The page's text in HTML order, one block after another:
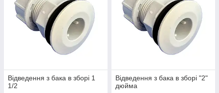
Відведення з бака в зборі 1
1/2
Відведення з бака в зборі "2"
дюйма